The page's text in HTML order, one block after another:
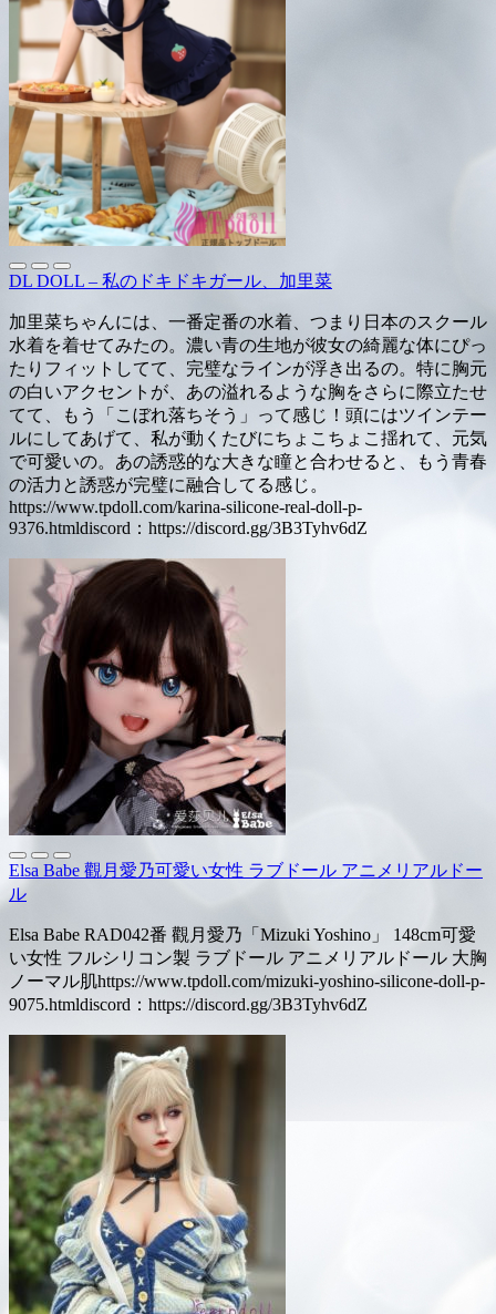
DL DOLL – 私のドキドキガール、加里菜
加里菜ちゃんには、一番定番の水着、つまり日本のスクール
水着を着せてみたの。濃い青の生地が彼女の綺麗な体にぴっ
たりフィットしてて、完璧なラインが浮き出るの。特に胸元
の白いアクセントが、あの溢れるような胸をさらに際立たせ
てて、もう「こぼれ落ちそう」って感じ！頭にはツインテー
ルにしてあげて、私が動くたびにちょこちょこ揺れて、元気
で可愛いの。あの誘惑的な大きな瞳と合わせると、もう青春
の活力と誘惑が完璧に融合してる感じ。
https://www.tpdoll.com/karina-silicone-real-doll-p-
9376.htmldiscord：https://discord.gg/3B3Tyhv6dZ
Elsa Babe 觀月愛乃可愛い女性 ラブドール アニメリアルドー
ル
Elsa Babe RAD042番 觀月愛乃「Mizuki Yoshino」 148cm可愛
い女性 フルシリコン製 ラブドール アニメリアルドール 大胸
ノーマル肌https://www.tpdoll.com/mizuki-yoshino-silicone-doll-p-
9075.htmldiscord：https://discord.gg/3B3Tyhv6dZ